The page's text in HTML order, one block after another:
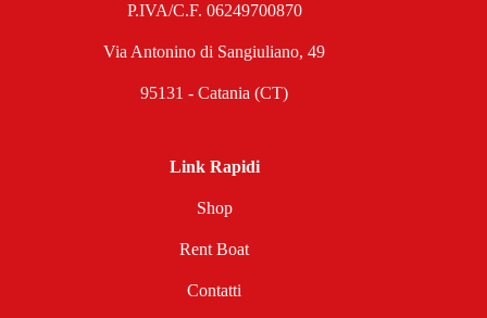
P.IVA/C.F. 06249700870
Via Antonino di Sangiuliano, 49
95131 - Catania (CT)
Link Rapidi
Shop
Rent Boat
Contatti